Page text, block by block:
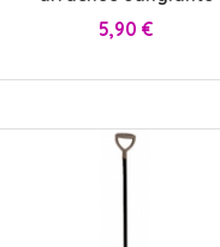
Prix
5,90 €